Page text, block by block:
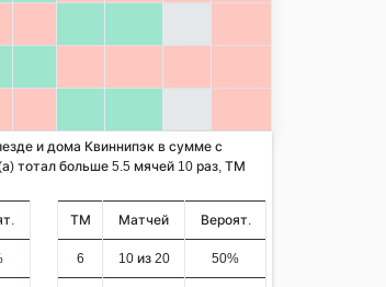
и дома Квиннипэк в сумме с
тотал больше 5.5 мячей 10 раз, ТМ
ТМ Матчей Вероят.
6 10 из 20 50%